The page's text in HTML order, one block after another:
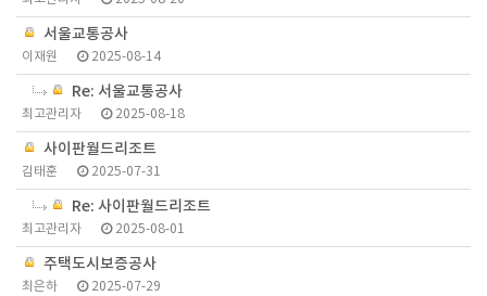
서울교통공사
이재원 2025-08-14
Re: 서울교통공사
최고관리자 2025-08-18
사이판월드리조트
김태훈 2025-07-31
Re: 사이판월드리조트
최고관리자 2025-08-01
주택도시보증공사
최은하 2025-07-29